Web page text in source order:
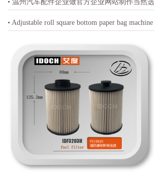
• 温州汽车配件企业做官方企业网站制作当然
• Adjustable roll square bottom paper bag machine